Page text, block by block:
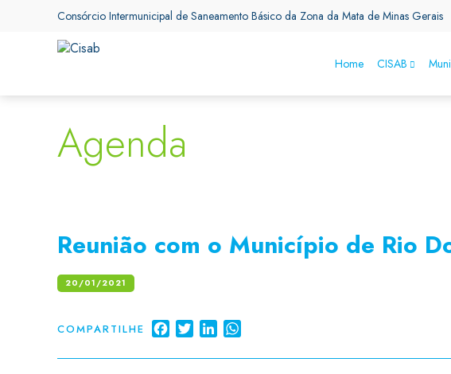
Consórcio Intermunicipal de Saneamento Básico da Zona da Mata de Minas Gerais
Home CISAB
Agenda
Reunião com o Município de Rio
20/01/2021
COMPARTILHE FacebookTwitterLinkedIn